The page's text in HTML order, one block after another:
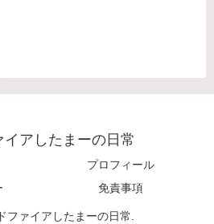
イアしたまーの日常
プロフィール
免責事項
ファイアしたまーの日常.